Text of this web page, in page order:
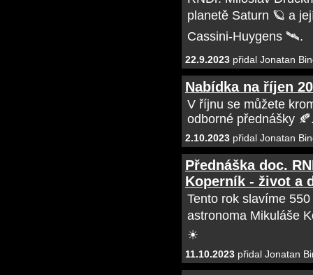
planetě Saturn 🪐 a
Cassini-Huygens 🛰.
22.9.2023 přidal Jonatan
Nabídka na říjen
V říjnu se můžete
odborné přednášky
2.10.2023 přidal Jonatan
Přednáška doc.
Koperník - život a
Tento rok slavíme
astronoma Mikuláše
☀
11.10.2023 přidal Jonatan